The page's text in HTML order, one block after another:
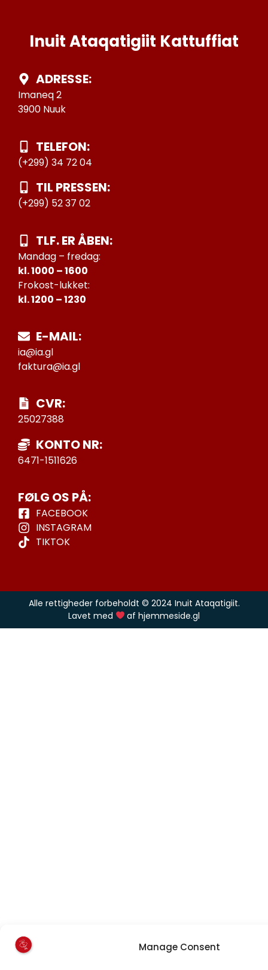
Manage Consent
Inuit Ataqatigiit Kattuffiat
ADRESSE:
Imaneq 2
3900 Nuuk
TELEFON:
(+299) 34 72 04
TIL PRESSEN:
(+299) 52 37 02
TLF. ER ÅBEN:
Mandag – fredag:
kl. 1000 – 1600
Frokost-lukket:
kl. 1200 – 1230
E-MAIL:
ia@ia.gl
faktura@ia.gl
CVR:
25027388
KONTO NR:
6471-1511626
FØLG OS PÅ:
FACEBOOK
INSTAGRAM
TIKTOK
Alle rettigheder forbeholdt © 2024 Inuit Ataqatigiit.
Lavet med
af hjemmeside.gl